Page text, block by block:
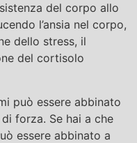
del corpo allo
l’ansia nel corpo,
dello stress, il
del cortisolo
può essere abbinato
forza. Se hai a che
essere abbinato a